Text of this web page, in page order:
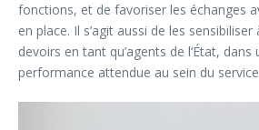
fonctions, et de favoriser les échanges
en place. Il s’agit aussi de les
devoirs en tant qu’agents de l’État,
performance attendue au sein du